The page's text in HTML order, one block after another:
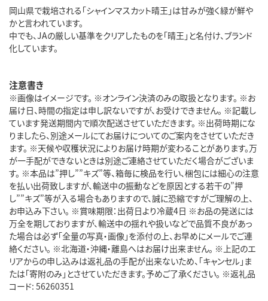
岡山県で栽培される「シャインマスカット晴王」は甘みが強く緑が鮮や
かと言われています。
中でも、JAの厳しい基準をクリアしたものを「晴王」と名付け、ブランド
化しています。
注意書き
※画像はイメージです。 ※オンライン決済のみの取扱となります。 ※お
届け日、時間の指定は申し訳ないですが、お受けできません。 ※記載し
ています発送期間内で順次配送させていただきます。 ※出荷時期にな
りましたら、別途メールにてお届けについてのご案内をさせていただき
ます。 ※天候や収穫状況によりお届け時期が変わることがあります。万
が一手配ができないときは別途ご連絡させていただく場合がございま
す。 ※本品は”押し””キズ”等、箱毎に検品を行い、梱包には細心の注意
を払い出荷致しますが、輸送中の振動などを原因とする若干の”押
し””キズ”等が入る場合もありますので、誠に恐縮ですがご理解の上、
お申込み下さい。 ※賞味期限：出荷日より冷蔵4日 ※お品の発送には
万全を期しておりますが、輸送中の揺れや扱いなどで品質不良があっ
た場合は必ず「全量の写真・画像」を添付の上、お早めにメールでご連
絡ください。 ※北海道・沖縄・離島へはお届け出来ません。 ※上記のエ
リアからの申し込みは返礼品の手配が出来ないため、「キャンセル」ま
たは「寄附のみ」とさせていただきます。予めご了承ください。 ※返礼品
コード: 56260351